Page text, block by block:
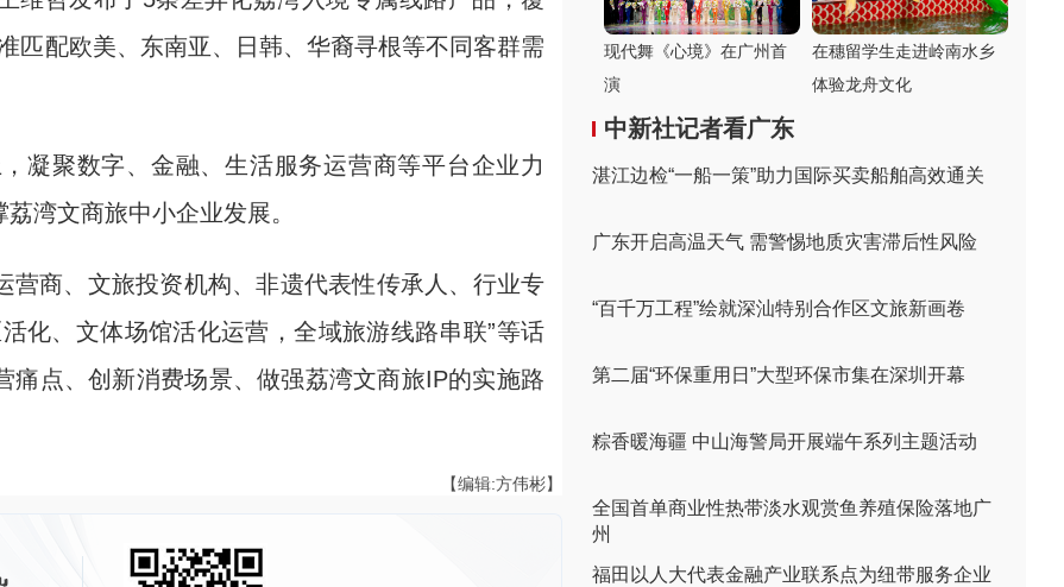
匹配欧美、东南亚、日韩、华裔寻根等不同客群需
聚数字、金融、生活服务运营商等平台企业力
湾文商旅中小企业发展。
商、文旅投资机构、非遗代表性传承人、行业专
化、文体场馆活化运营，全域旅游线路串联”等话
点、创新消费场景、做强荔湾文商旅IP的实施路
【编辑:方伟彬】
现代舞《心境》在广州首
演
在穗留学生走进岭南水乡
体验龙舟文化
中新社记者看广东
湛江边检“一船一策”助力国际买卖船舶高效通关
广东开启高温天气 需警惕地质灾害滞后性风险
“百千万工程”绘就深汕特别合作区文旅新画卷
第二届“环保重用日”大型环保市集在深圳开幕
粽香暖海疆 中山海警局开展端午系列主题活动
全国首单商业性热带淡水观赏鱼养殖保险落地广
州
福田以人大代表金融产业联系点为纽带服务企业